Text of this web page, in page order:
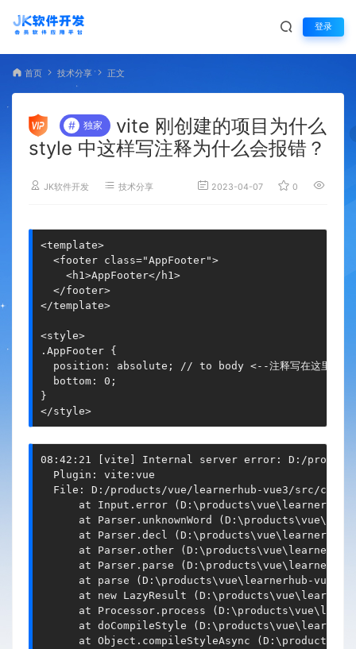
登录
首页 技术分享 正文
# 独家
vite 刚创建的项目为什么
style 中这样写注释为什么会报错？
JK软件开发 技术分享 2023-04-07 0
<template>
  <footer class="AppFooter">
    <h1>AppFooter</h1>
  </footer>
</template>
<style>
.AppFooter {
position: absolute; // to body <--注释写在这里会报
  bottom: 0;
}
</style>
08:42:21 [vite] Internal server error: D:/products/
  Plugin: vite:vue
File: D:/products/vue/learnerhub-vue3/src/
at Input.error
at Parser.unknownWord
at Parser.decl
at Parser.other
at Parser.parse
at parse (D:\products\vue\learnerhub-
at new LazyResult
at Processor.process
at doCompileStyle
at Object.compileStyleAsync